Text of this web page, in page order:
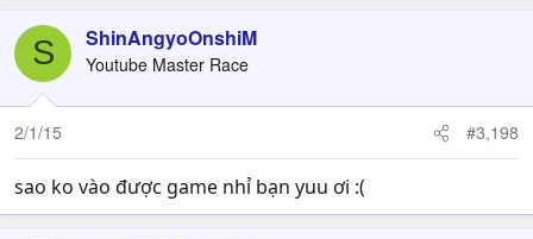
S ShinAngyoOnshiM
Youtube Master Race
2/1/15 #3,198
sao ko vào được game nhỉ bạn yuu ơi :(